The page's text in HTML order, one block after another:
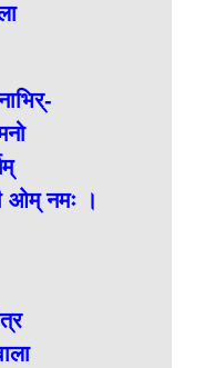
नमः ।